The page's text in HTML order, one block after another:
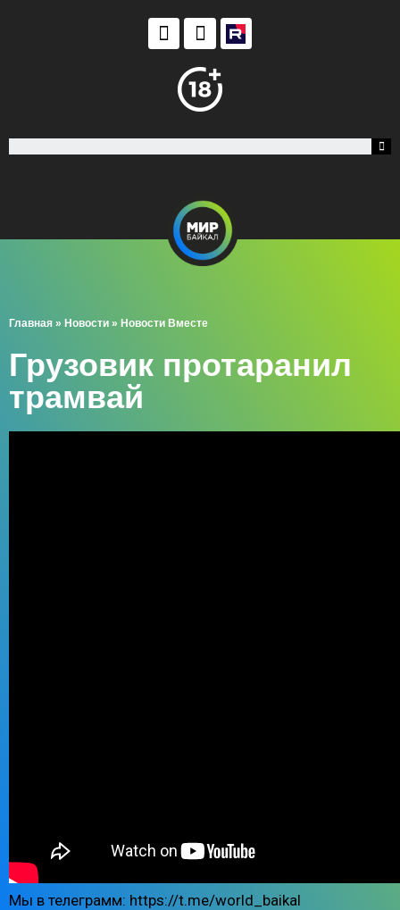
Главная » Новости » Новости Вместе
Грузовик протаранил
трамвай
Мы в телеграмм: https://t.me/world_baikal